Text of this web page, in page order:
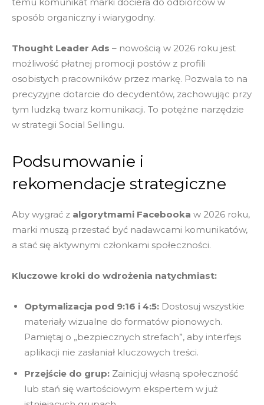
sposób organiczny i wiarygodny.
Thought Leader Ads – nowością w 2026 roku jest
możliwość płatnej promocji postów z profili
osobistych pracowników przez markę. Pozwala to na
precyzyjne dotarcie do decydentów, zachowując przy
tym ludzką twarz komunikacji. To potężne narzędzie
w strategii Social Sellingu.
Podsumowanie i
rekomendacje strategiczne
Aby wygrać z algorytmami Facebooka w 2026 roku,
marki muszą przestać być nadawcami komunikatów,
a stać się aktywnymi członkami społeczności.
Kluczowe kroki do wdrożenia natychmiast:
Optymalizacja pod 9:16 i 4:5: Dostosuj wszystkie
materiały wizualne do formatów pionowych.
Pamiętaj o „bezpiecznych strefach”, aby interfejs
aplikacji nie zasłaniał kluczowych treści.
Przejście do grup: Zainicjuj własną społeczność
lub stań się wartościowym ekspertem w już